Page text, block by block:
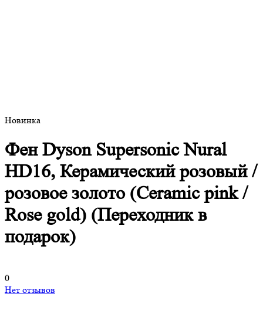
Новинка
Фен Dyson Supersonic Nural
HD16, Керамический розовый /
розовое золото (Ceramic pink /
Rose gold) (Переходник в
подарок)
0
Нет отзывов